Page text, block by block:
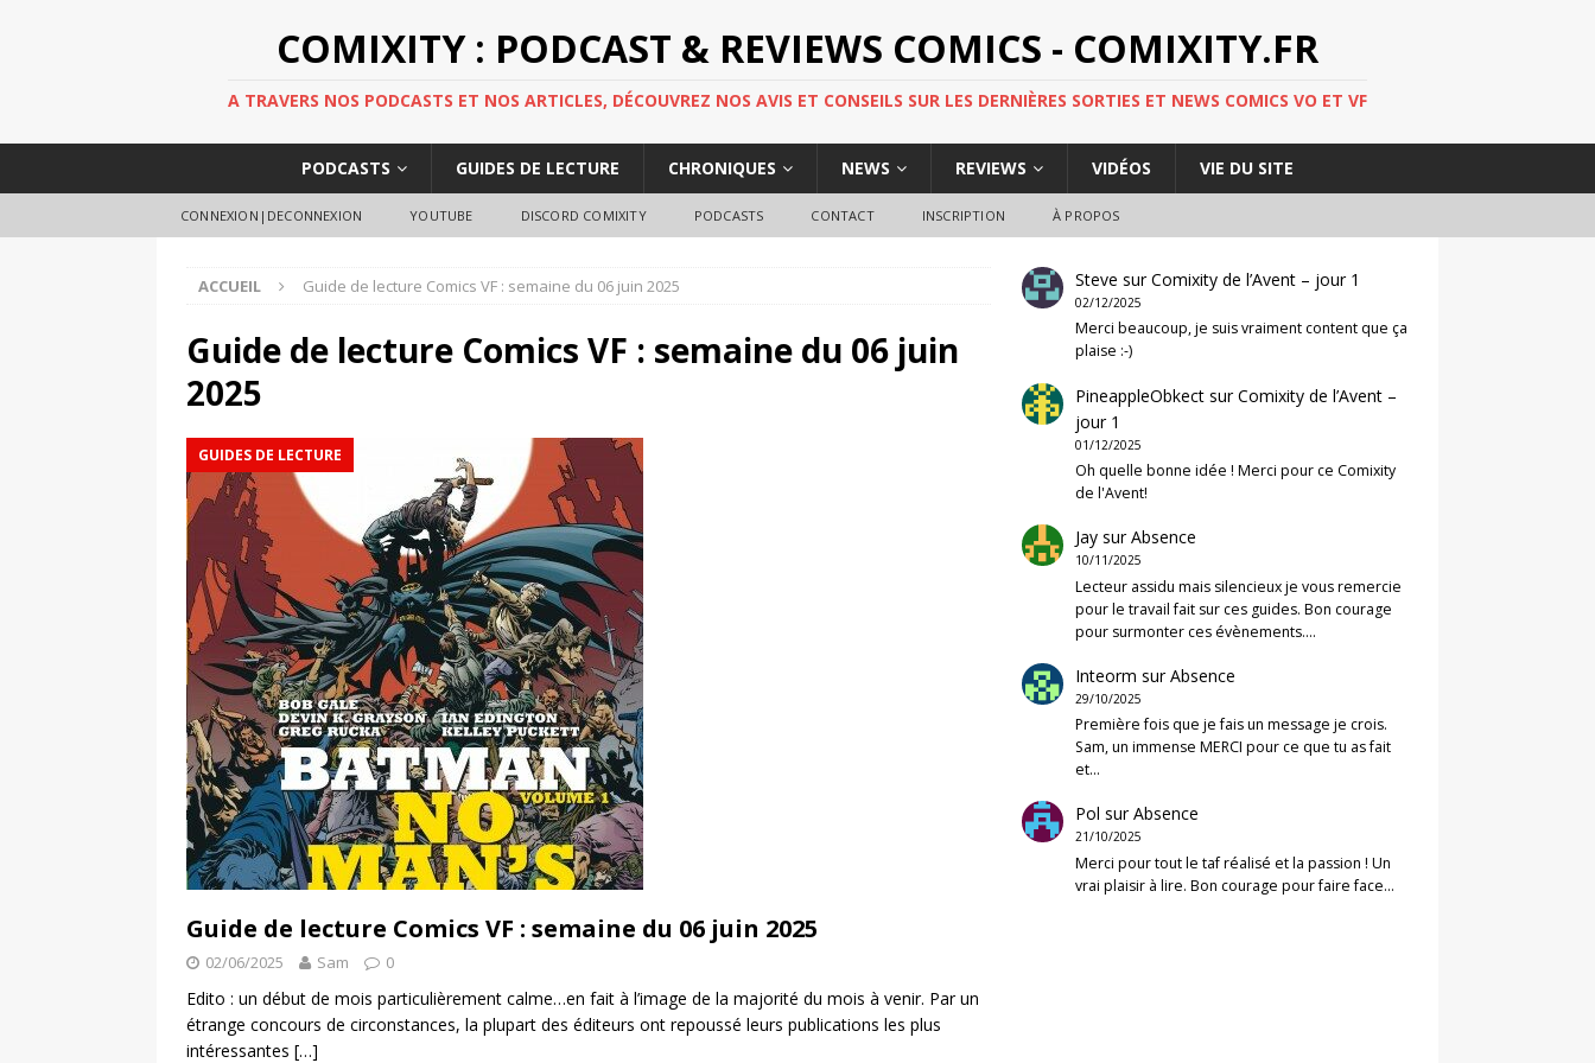
COMIXITY : PODCAST & REVIEWS COMICS - COMIXITY.FR
A TRAVERS NOS PODCASTS ET NOS ARTICLES, DÉCOUVREZ NOS AVIS ET CONSEILS SUR LES DERNIÈRES SORTIES ET NEWS COMICS VO ET VF
PODCASTS GUIDES DE LECTURE CHRONIQUES NEWS REVIEWS VIDÉOS VIE DU SITE
CONNEXION|DECONNEXION YOUTUBE DISCORD COMIXITY PODCASTS CONTACT INSCRIPTION À PROPOS
ACCUEIL Guide de lecture Comics VF : semaine du 06 juin 2025
Guide de lecture Comics VF : semaine du 06 juin
2025
GUIDES DE LECTURE
Guide de lecture Comics VF : semaine du 06 juin 2025
02/06/2025 Sam 0
Edito : un début de mois particulièrement calme…en fait à l’image de la majorité du mois à venir. Par un
étrange concours de circonstances, la plupart des éditeurs ont repoussé leurs publications les plus
intéressantes […]
Steve surComixity de l’Avent – jour 1
02/12/2025
Merci beaucoup, je suis vraiment content que ça
plaise :-)
PineappleObkect surComixity de l’Avent –
jour 1
01/12/2025
Oh quelle bonne idée ! Merci pour ce Comixity
de l'Avent!
Jay surAbsence
10/11/2025
Lecteur assidu mais silencieux je vous remercie
pour le travail fait sur ces guides. Bon courage
pour surmonter ces évènements.…
Inteorm surAbsence
29/10/2025
Première fois que je fais un message je crois.
Sam, un immense MERCI pour ce que tu as fait
et…
Pol surAbsence
21/10/2025
Merci pour tout le taf réalisé et la passion ! Un
vrai plaisir à lire. Bon courage pour faire face…